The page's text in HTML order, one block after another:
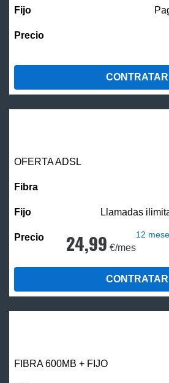
CONTRATAR
OFERTA ADSL
Llamadas
24,99 €/mes
12
CONTRATAR
FIBRA 600MB + FIJO